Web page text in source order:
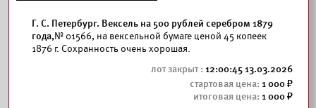
Г. С. Петербург. Вексель на 500 рублей серебром 1879
года,№ 01566, на вексельной бумаге ценой 45 копеек
1876 г. Сохранность очень хорошая.
12:00:45 13.03.2026
1 000
1 000